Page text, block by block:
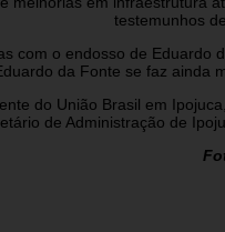
testemunhos
com o endosso de
da Fonte se faz
do União Brasil em
de Administração de